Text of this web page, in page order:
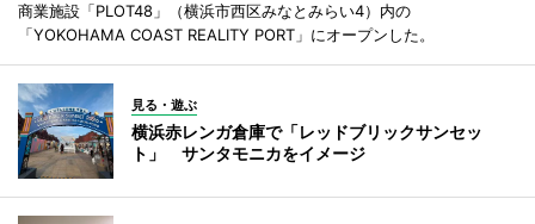
商業施設「PLOT48」（横浜市西区みなとみらい4）内の
「YOKOHAMA COAST REALITY PORT」にオープンした。
見る・遊ぶ
横浜赤レンガ倉庫で「レッドブリックサンセッ
ト」 サンタモニカをイメージ